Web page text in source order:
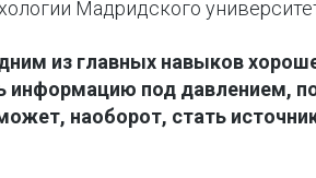
Мадридского
из главных навыков
информацию под давлением,
наоборот, стать